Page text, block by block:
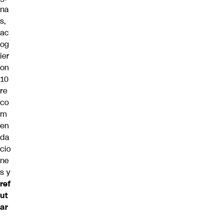
na
s,
ac
og
ier
on
10
re
co
m
en
da
cio
ne
s y
ref
ut
ar